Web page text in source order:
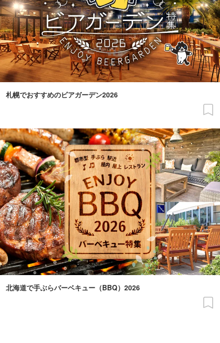
札幌でおすすめのビアガーデン2026
北海道で手ぶらバーベキュー（BBQ）2026